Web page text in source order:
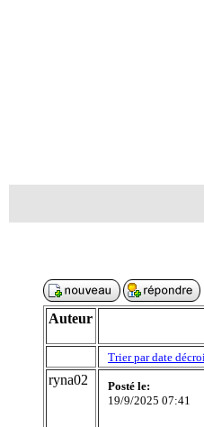
Auteur
Trier par date
ryna02
Posté le:
19/9/2025 07:41